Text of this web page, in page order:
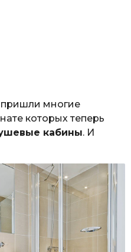
многие
которых теперь
кабины. И